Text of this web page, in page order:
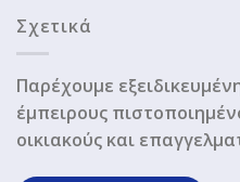
Σχετικά
Παρέχουμε
έμπειρους
οικιακούς και